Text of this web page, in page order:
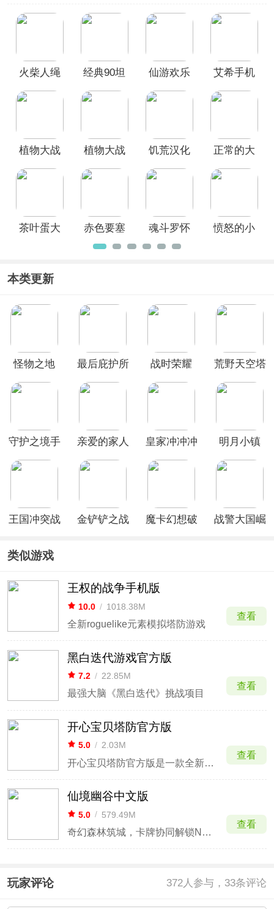
植物大战僵尸融合版、经典90坦克大战
戏，欢迎前来本站挑选免费下载畅玩！
火柴人绳
方正版
Hero)
经典90坦
仙游欢乐
艾希手机
植物大战
手机版
植物大战
版手机版
饥荒汉化
正常的大
中文版
茶叶蛋大
赤色要塞
单机版
魂斗罗怀
旧版
愤怒的小
本类更新
怪物之地
最后庇护所
战时荣耀
荒野天空塔
守护之境手
亲爱的家人
皇家冲冲冲
明月小镇
王国冲突战
版
金铲铲之战
魔卡幻想破
战警大国崛
类似游戏
王权的战争手机版
10.0 / 1018.38M
全新roguelike元素模拟塔防游戏
查看
黑白迭代游戏官方版
7.2 / 22.85M
最强大脑《黑白迭代》挑战项目
查看
开心宝贝塔防官方版
5.0 / 2.03M
开心宝贝塔防官方版是一款全新的策略博弈战斗手游，这次，游戏将深度刷新玩家对塔防游戏的认知，各类特色玄幻人物映入眼帘，指尖战斗，绽放芬芳，带来绝佳的游戏体验。经典仙妖，东方玄幻古韵，全新剧情设定，在搭配上紧张刺激的背景音乐与音效，让玩家可以身临其境的体验到东方玄幻的魅力。
查看
仙境幽谷中文版
5.0 / 579.49M
奇幻森林筑城，卡牌协同解锁N种胜利
查看
玩家评论 372人参与，33条评论